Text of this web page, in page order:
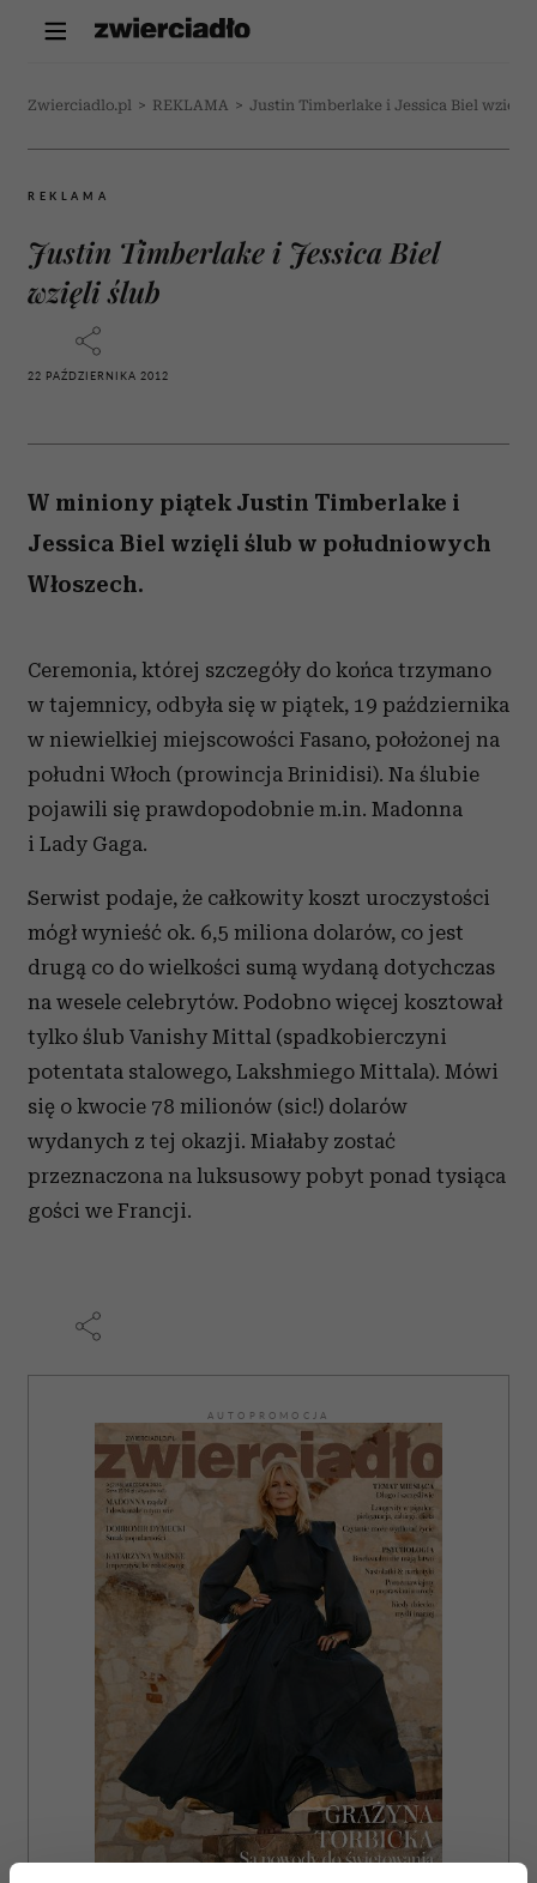
Zwierciadlo.pl > REKLAMA > Justin Timberlake i Jessica Biel wzięli
REKLAMA
Justin Timberlake i Jessica Biel
wzięli ślub
22 PAŹDZIERNIKA 2012
W miniony piątek Justin Timberlake i
Jessica Biel wzięli ślub w południowych
Włoszech.
Ceremonia, której szczegóły do końca trzymano
w tajemnicy, odbyła się w piątek, 19 października
w niewielkiej miejscowości Fasano, położonej na
południ Włoch (prowincja Brinidisi). Na ślubie
pojawili się prawdopodobnie m.in. Madonna
i Lady Gaga.
Serwist podaje, że całkowity koszt uroczystości
mógł wynieść ok. 6,5 miliona dolarów, co jest
drugą co do wielkości sumą wydaną dotychczas
na wesele celebrytów. Podobno więcej kosztował
tylko ślub Vanishy Mittal (spadkobierczyni
potentata stalowego, Lakshmiego Mittala). Mówi
się o kwocie 78 milionów (sic!) dolarów
wydanych z tej okazji. Miałaby zostać
przeznaczona na luksusowy pobyt ponad tysiąca
gości we Francji.
AUTOPROMOCJA